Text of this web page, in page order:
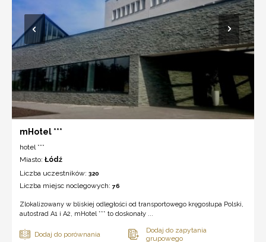
mHotel ***
hotel ***
Miasto: Łódź
Liczba uczestników: 320
Liczba miejsc noclegowych: 76
Zlokalizowany w bliskiej odległości od transportowego kręgosłupa Polski,
autostrad A1 i A2, mHotel *** to doskonały ...